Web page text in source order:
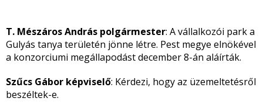
T. Mészáros András polgármester: A vállalkozói park a
Gulyás tanya területén jönne létre. Pest megye elnökével
a konzorciumi megállapodást december 8-án aláírták.
Szűcs Gábor képviselő: Kérdezi, hogy az üzemeltetésről
beszéltek-e.